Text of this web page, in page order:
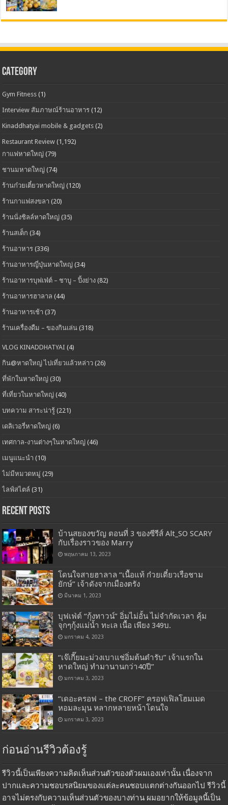
CATEGORY
Gym Fitness (1)
Interview สัมภาษณ์ร้านอาหาร (12)
Kinaddhatyai mobile & gadgets (2)
Restaurant Review (1,192)
กาแฟหาดใหญ่ (79)
ชานมหาดใหญ่ (74)
ร้านก๋วยเตี๋ยวหาดใหญ่ (120)
ร้านกาแฟสงขลา (20)
ร้านนั่งชิลล์หาดใหญ่ (35)
ร้านสเต็ก (34)
ร้านอาหาร (336)
ร้านอาหารญี่ปุ่นหาดใหญ่ (34)
ร้านอาหารบุฟเฟ่ต์ – ชาบู – ปิ้งย่าง (82)
ร้านอาหารฮาลาล (44)
ร้านอาหารเช้า (37)
ร้านเครื่องดืม – ของกินเล่น (318)
VLOG KINADDHATYAI (4)
กิน@หาดใหญ่ ไปเที่ยวแล้วหล่าว (26)
ที่พักในหาดใหญ่ (30)
ที่เที่ยวในหาดใหญ่ (40)
บทความ สาระน่ารู้ (221)
เดลิเวอรี่หาดใหญ่ (6)
เทศกาล-งานต่างๆในหาดใหญ่ (46)
เมนูแนะนำ (10)
ไม่มีหมวดหมู่ (29)
ไลฟ์สไตล์ (31)
Recent Posts
บ้านสยองขวัญ ตอนที่ 3 ของซีรีส์ Alt_SO SCARY
กับเรื่องราวของ Marry
พฤษภาคม 13, 2023
โดนใจสายฮาลาล “เนื้อแท้ ก๋วยเตี๋ยวเรือชาม
ยักษ์” เจ้าดังจากเมืองตรัง
มีนาคม 1, 2023
บุฟเฟ่ต์ “กุ้งทาวน์” อิ่มไม่อั้น ไม่จำกัดเวลา คุ้ม
จุกๆกุ้งแม่น้ำ ทะเล เนื้อ เพียง 349บ.
มกราคม 4, 2023
“เจ๊เกี๊ยมะม่วงเบาแช่อิ่มต้นตำรับ” เจ้าแรกใน
หาดใหญ่ ทำมานานกว่า40ปี”
มกราคม 3, 2023
“เดอะครอฟ – the CROFF” ครอฟเฟิลโฮมเมด
หอมละมุน หลากหลายหน้าโดนใจ
มกราคม 3, 2023
ก่อนอ่านรีวิวต้องรู้
รีวิวนี้เป็นเพียงความคิดเห็นส่วนตัวของตัวผมเองเท่านั้น เนื่องจาก
ปากและความชอบรสนิยมของแต่ละคนชอบแตกต่างกันออกไป รีวิวนี้
อาจไม่ตรงกับความเห็นส่วนตัวของบางท่าน ผมอยากให้ข้อมูลนี้เป็น